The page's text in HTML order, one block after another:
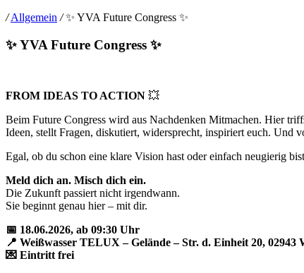
/ Allgemein / ✨ YVA Future Congress ✨
✨ YVA Future Congress ✨
FROM IDEAS TO ACTION 💥
Beim Future Congress wird aus Nachdenken Mitmachen. Hier
Ideen, stellt Fragen, diskutiert, widersprecht, inspiriert euch. Und
Egal, ob du schon eine klare Vision hast oder einfach neugierig
Meld dich an. Misch dich ein.
Die Zukunft passiert nicht irgendwann.
Sie beginnt genau hier – mit dir.
📅 18.06.2026, ab 09:30 Uhr
📍 Weißwasser TELUX – Gelände – Str. d. Einheit 20, 02943
💌 Eintritt frei